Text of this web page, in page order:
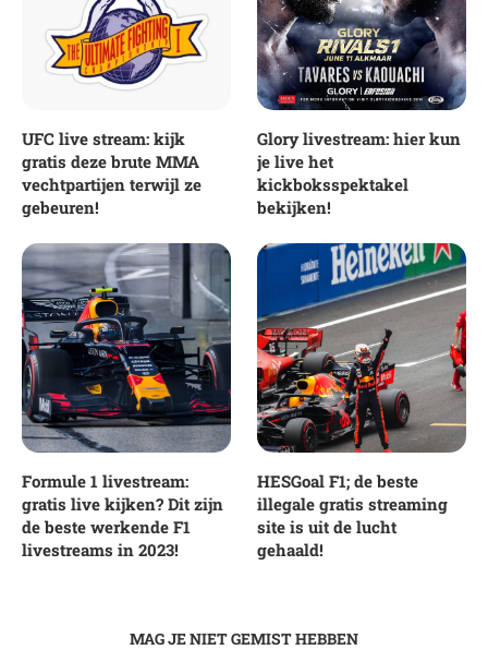
UFC live stream: kijk
gratis deze brute MMA
vechtpartijen terwijl ze
gebeuren!
Glory livestream: hier kun
je live het
kickboksspektakel
bekijken!
Formule 1 livestream:
gratis live kijken? Dit zijn
de beste werkende F1
livestreams in 2023!
HESGoal F1; de beste
illegale gratis streaming
site is uit de lucht
gehaald!
MAG JE NIET GEMIST HEBBEN